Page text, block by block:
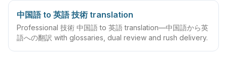
中国語 to 英語 技術 translation
Professional 技術 中国語 to 英語 translation—中国語から英
語への翻訳 with glossaries, dual review and rush delivery.